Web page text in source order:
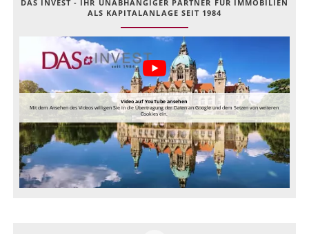
DAS INVEST - IHR UNABHÄNGIGER PARTNER FÜR IMMOBILIEN
ALS KAPITALANLAGE SEIT 1984
Video auf YouTube ansehen
Mit dem Ansehen des Videos willigen Sie in die Übertragung der Daten an Google und dem Setzen von weiteren
Cookies ein.